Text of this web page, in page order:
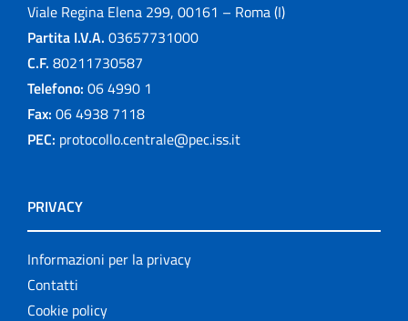
Viale Regina Elena 299, 00161 – Roma (I)
Partita I.V.A. 03657731000
C.F. 80211730587
Telefono: 06 4990 1
Fax: 06 4938 7118
PEC: protocollo.centrale@pec.iss.it
PRIVACY
Informazioni per la privacy
Contatti
Cookie policy